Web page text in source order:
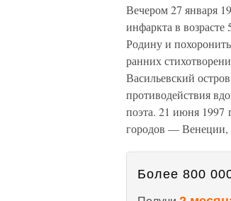
Вечером 27 января
инфаркта в
Родину и
ранних
Васильевский
противодействия
поэта. 21 июня 1997
городов — Венеции,
Более 800